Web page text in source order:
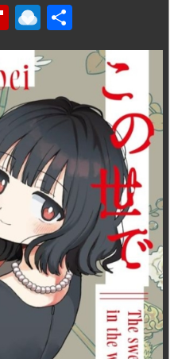
Fl
ip
b
o
ar
d
R
ai
n
dr
o
p.
io
有